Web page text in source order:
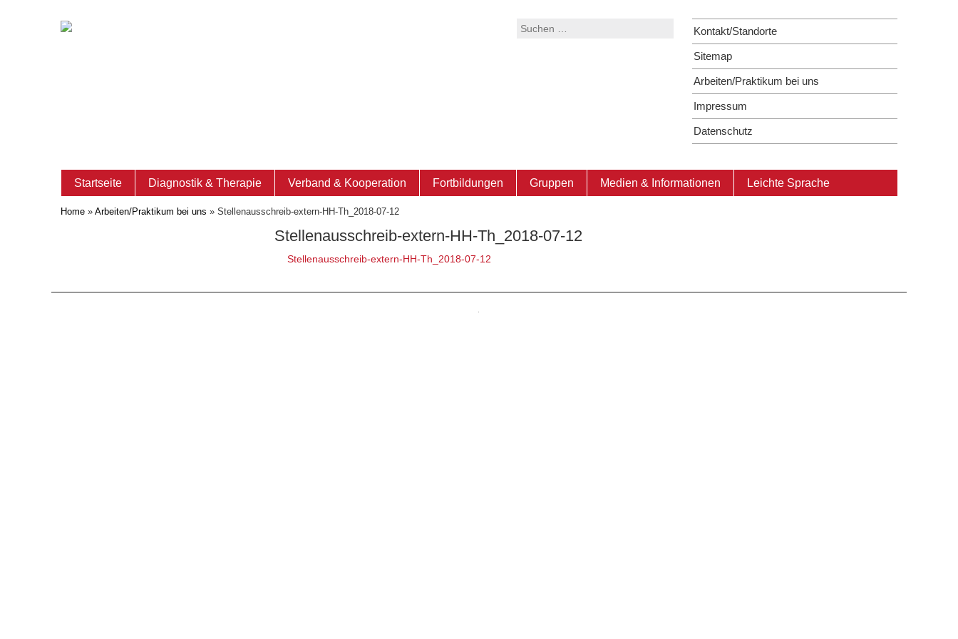
Kontakt/Standorte
Sitemap
Arbeiten/Praktikum bei uns
Impressum
Datenschutz
Suchen
Startseite Diagnostik & Therapie Verband & Kooperation Fortbildungen Gruppen Medien & Informationen Leichte Sprache
Home » Arbeiten/Praktikum bei uns » Stellenausschreib-extern-HH-Th_2018-07-12
Stellenausschreib-extern-HH-Th_2018-07-12
Stellenausschreib-extern-HH-Th_2018-07-12